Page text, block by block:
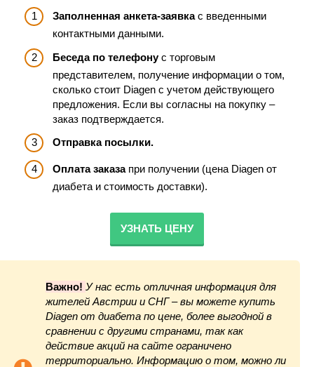
Заполненная анкета-заявкас введенными
контактными данными.
Беседа по телефонус торговым
представителем, получение информации о том,
сколько стоит Diagen с учетом действующего
предложения. Если вы согласны на покупку –
заказ подтверждается.
Отправка посылки.
Оплата заказапри получении (цена Diagen от
диабета и стоимость доставки).
УЗНАТЬ ЦЕНУ
Важно! У нас есть отличная информация для
жителей Австрии и СНГ – вы можете купить
Diagen от диабета по цене, более выгодной в
сравнении с другими странами, так как
действие акций на сайте ограничено
территориально. Информацию о том, можно ли